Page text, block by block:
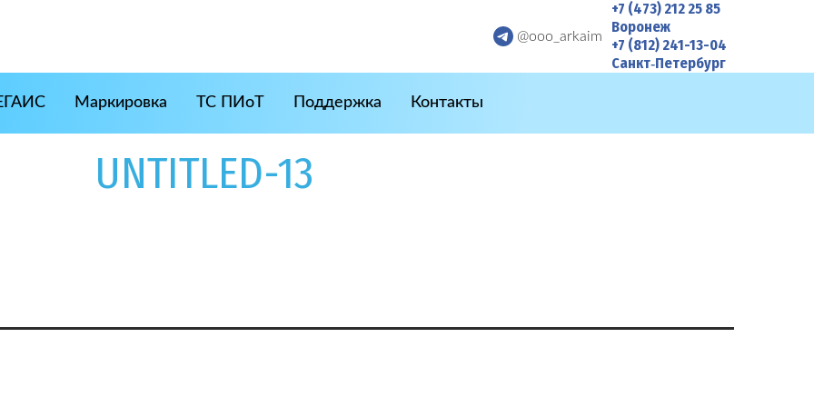
@ooo_arkaim
+7 (473) 212 25 85
Воронеж
+7 (812) 241-13-04
Санкт‑Петербург
Маркировка ТС ПИоТ Поддержка Контакты
UNTITLED-13